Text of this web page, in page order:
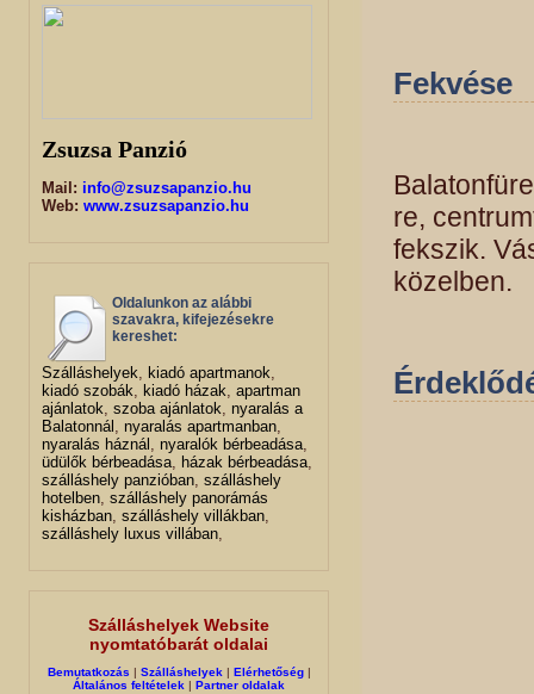
Zsuzsa Panzió
Mail: info@zsuzsapanzio.hu
Web: www.zsuzsapanzio.hu
Oldalunkon az alábbi
szavakra, kifejezésekre
kereshet:
Szálláshelyek kiadó apartmanok
kiadó szobák kiadó házak apartman
ajánlatok szoba ajánlatok nyaralás a
Balatonnál nyaralás apartmanban
nyaralás háznál nyaralók bérbeadása
üdülők bérbeadása házak bérbeadása
szálláshely panzióban szálláshely
hotelben szálláshely panorámás
kisházban szálláshely villákban
szálláshely luxus villában
Szálláshelyek Website
nyomtatóbarát oldalai
Bemutatkozás | Szálláshelyek | Elérhetőség|
Általános feltételek | Partner oldalak
Fekvése
re,
fekszik.
közelben.